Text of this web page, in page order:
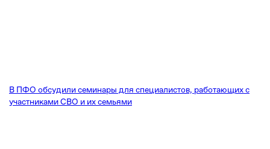
В ПФО обсудили семинары для специалистов, работающих с
участниками СВО и их семьями